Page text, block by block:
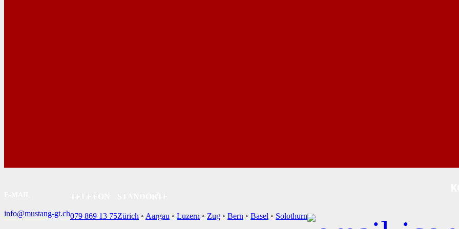
info@mustang-gt.ch079 869 13 75Zürich • Aargau • Luzern • Zug • Bern • Basel • Solothurn